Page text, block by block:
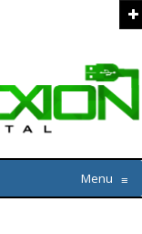
Menu ≡